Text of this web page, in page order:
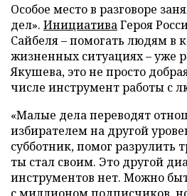
Особое место в разговоре
дел». ИнициативаГероя
Сайбеля – помогать людям в
жизненных ситуациях – уже
Якушева, это не просто
числе инструмент работы с
«Малые дела переводят
избирателем на другой
субботник, помог разрулить
ты стал своим. Это другой
инструментов нет. Можно